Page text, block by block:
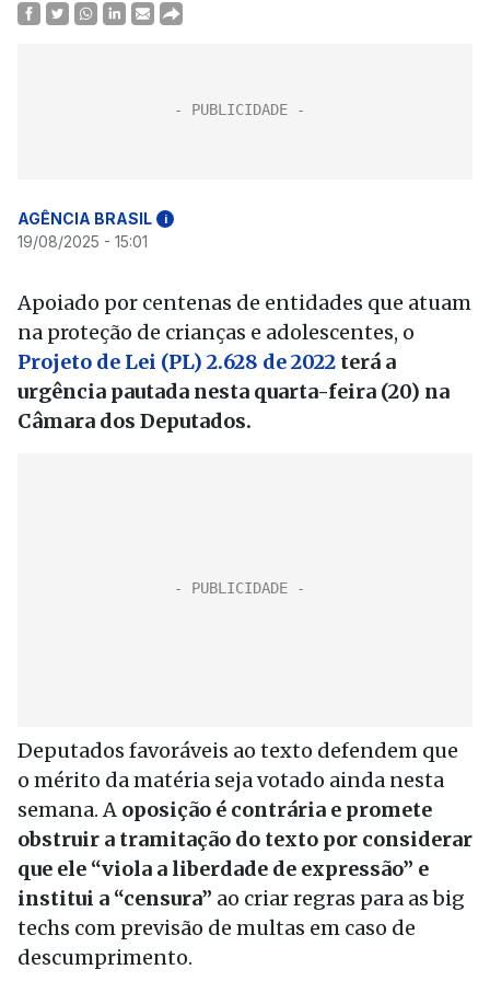
AGÊNCIA BRASIL i
19/08/2025 - 15:01
Apoiado por centenas de entidades que atuam
na proteção de crianças e adolescentes, o
Projeto de Lei (PL) 2.628 de 2022 terá a
urgência pautada nesta quarta-feira (20) na
Câmara dos Deputados.
Deputados favoráveis ao texto defendem que
o mérito da matéria seja votado ainda nesta
semana. A oposição é contrária e promete
obstruir a tramitação do texto por considerar
que ele “viola a liberdade de expressão” e
institui a “censura” ao criar regras para as big
techs com previsão de multas em caso de
descumprimento.